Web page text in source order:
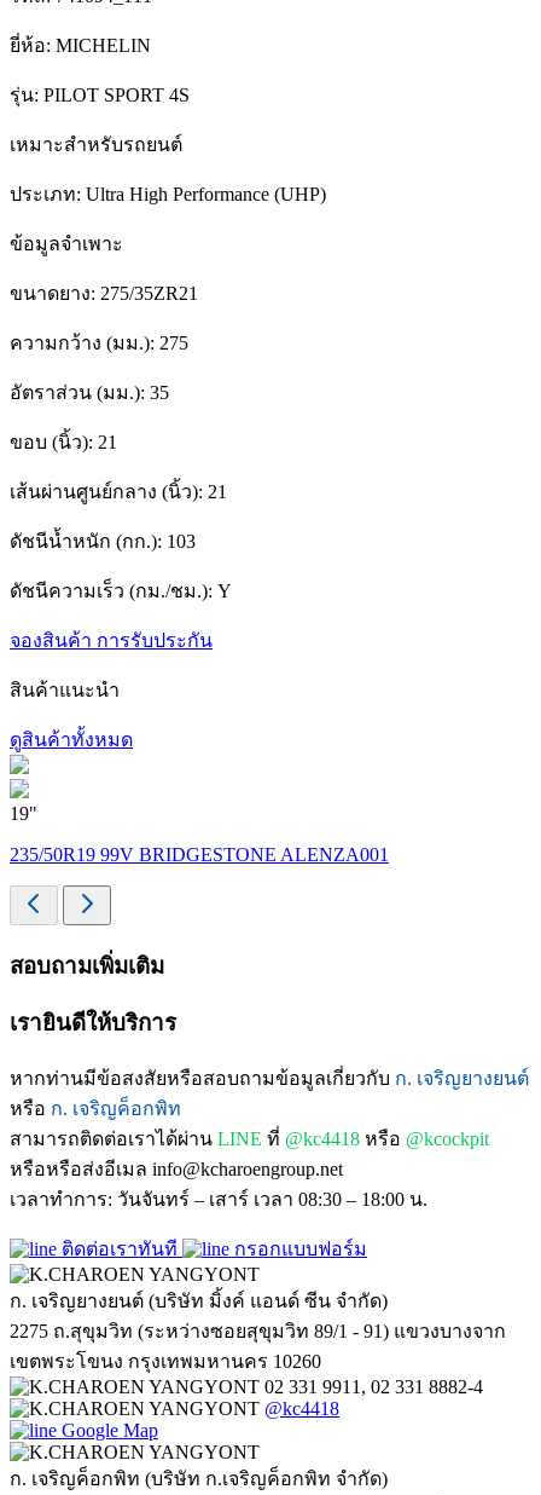
ยี่ห้อ: MICHELIN
รุ่น: PILOT SPORT 4S
เหมาะสำหรับรถยนต์
ประเภท: Ultra High Performance (UHP)
ข้อมูลจำเพาะ
ขนาดยาง: 275/35ZR21
ความกว้าง (มม.): 275
อัตราส่วน (มม.): 35
ขอบ (นิ้ว): 21
เส้นผ่านศูนย์กลาง (นิ้ว): 21
ดัชนีน้ำหนัก (กก.): 103
ดัชนีความเร็ว (กม./ชม.): Y
จองสินค้า การรับประกัน
สินค้าแนะนำ
ดูสินค้าทั้งหมด
19"
235/50R19 99V BRIDGESTONE ALENZA001
สอบถามเพิ่มเติม
เรายินดีให้บริการ
หากท่านมีข้อสงสัยหรือสอบถามข้อมูลเกี่ยวกับ ก. เจริญยางยนต์
หรือ ก. เจริญค็อกพิท
สามารถติดต่อเราได้ผ่าน LINE ที่ @kc4418 หรือ @kcockpit
หรือหรือส่งอีเมล info@kcharoengroup.net
เวลาทำการ: วันจันทร์ – เสาร์ เวลา 08:30 – 18:00 น.
ติดต่อเราทันที กรอกแบบฟอร์ม
ก. เจริญยางยนต์ (บริษัท มิ้งค์ แอนด์ ซีน จำกัด)
2275 ถ.สุขุมวิท (ระหว่างซอยสุขุมวิท 89/1 - 91) แขวงบางจาก
เขตพระโขนง กรุงเทพมหานคร 10260
02 331 9911, 02 331 8882-4
@kc4418
Google Map
ก. เจริญค็อกพิท (บริษัท ก.เจริญค็อกพิท จำกัด)